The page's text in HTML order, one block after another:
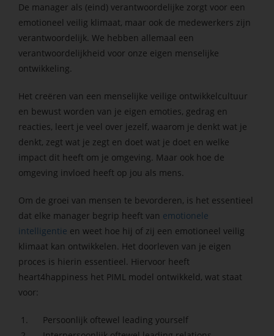
De manager als (eind) verantwoordelijke zorgt voor een
emotioneel veilig klimaat, maar ook de medewerkers zijn
verantwoordelijk. We hebben allemaal een
verantwoordelijkheid voor onze eigen menselijke
ontwikkeling.
Het creëren van een menselijke veilige ontwikkelcultuur
en bewust worden van je eigen emoties, gedrag en
reacties, leert je veel over jezelf, waarom je denkt wat je
denkt, zegt wat je zegt en doet wat je doet en welke
impact dit heeft om je omgeving. Maar ook hoe de
omgeving invloed heeft op jou als mens.
Om de groei van mensen te bevorderen, is het essentieel
dat elke manager begrip heeft van emotionele
intelligentie en weet hoe hij of zij een emotioneel veilig
klimaat kan ontwikkelen. Het doorleven van je eigen
proces is hierin essentieel. Hiervoor heeft
heart4happiness het PIML model ontwikkeld, wat staat
voor:
Persoonlijk oftewel leading yourself